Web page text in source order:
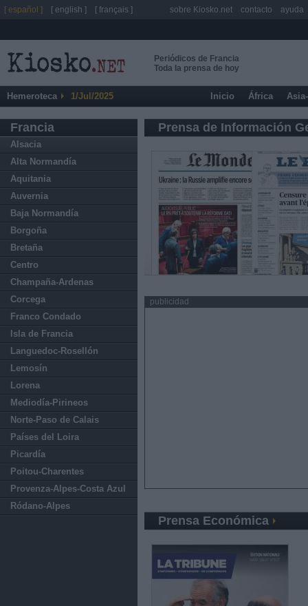
Periódicos de Francia
Toda la prensa de hoy
Hemeroteca 1/Jul/2025 Inicio África
Francia
Alsacia
Alta Normandía
Aquitania
Auvernia
Baja Normandía
Borgoña
Bretaña
Centro
Champaña-Ardenas
Corcega
Franco Condado
Isla de Francia
Languedoc-Rosellón
Lemosín
Lorena
Mediodía-Pirineos
Norte-Paso de Calais
Países del Loira
Picardía
Poitou-Charentes
Provenza-Alpes-Costa Azul
Ródano-Alpes
Prensa de Información
publicidad
Prensa Económica
[ español ] [ english ] [ français ] sobre Kiosko.net contacto ayuda